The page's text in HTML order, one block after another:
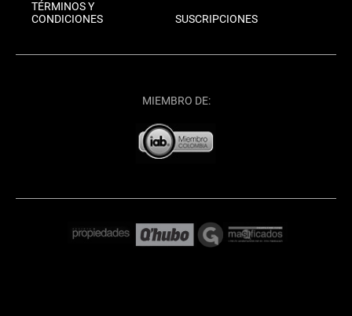
TÉRMINOS Y
CONDICIONES
SUSCRIPCIONES
MIEMBRO DE: